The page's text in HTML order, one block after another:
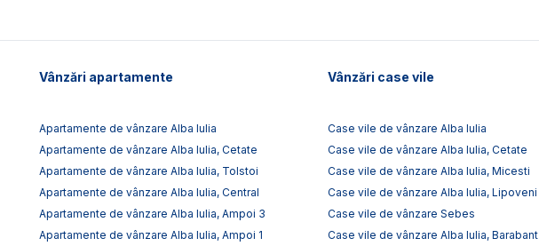
Vânzări apartamente
Apartamente de vânzare Alba Iulia
Apartamente de vânzare Alba Iulia, Cetate
Apartamente de vânzare Alba Iulia, Tolstoi
Apartamente de vânzare Alba Iulia, Central
Apartamente de vânzare Alba Iulia, Ampoi 3
Apartamente de vânzare Alba Iulia, Ampoi 1
Vânzări case vile
Case vile de vânzare Alba Iulia
Case vile de vânzare Alba Iulia, Cetate
Case vile de vânzare Alba Iulia, Micesti
Case vile de vânzare Alba Iulia, Lipoveni
Case vile de vânzare Sebes
Case vile de vânzare Alba Iulia, Barabant